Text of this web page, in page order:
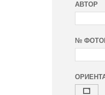
АВТОР
№